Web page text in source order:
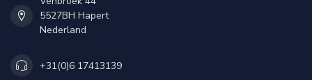
5527BH Hapert
Nederland
+31(0)6 17413139